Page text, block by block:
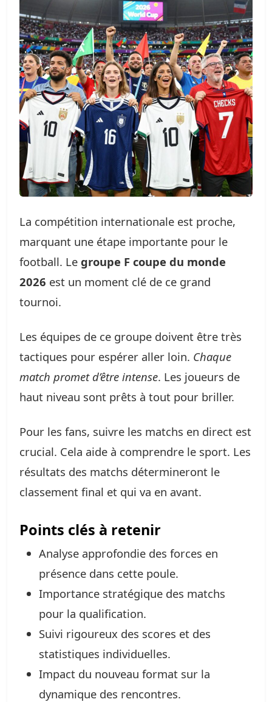
La compétition internationale est proche,
marquant une étape importante pour le
football. Le groupe F coupe du monde
2026 est un moment clé de ce grand
tournoi.
Les équipes de ce groupe doivent être très
tactiques pour espérer aller loin. Chaque
match promet d’être intense. Les joueurs de
haut niveau sont prêts à tout pour briller.
Pour les fans, suivre les matchs en direct est
crucial. Cela aide à comprendre le sport. Les
résultats des matchs détermineront le
classement final et qui va en avant.
Points clés à retenir
Analyse approfondie des forces en
présence dans cette poule.
Importance stratégique des matchs
pour la qualification.
Suivi rigoureux des scores et des
statistiques individuelles.
Impact du nouveau format sur la
dynamique des rencontres.